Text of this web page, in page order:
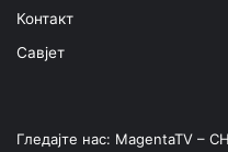
Контакт
Савјет
Гледајте нас: MagentaTV –